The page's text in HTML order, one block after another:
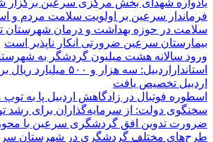
یادواره شهدای بخش مرکزی سرعین برگزار
فرماندار سرعین بر اولویت سلامت مردم و
سلامت در حوزه بهداشت و درمان شهرستان
بیمارستان سرعین ضرورتی انکار ناپذیر است
ورود سالانه هشت میلیون گردشگر به
استانداراردبیل: سه هزار و
اردبیل تخصیص یافت
اسطوره فوتبال در زادگاهش اردبیل پا به
سخنگوی دولت: از سرمایه‌گذاران برای رشد
ضرورت تدوین افق گردشگری سرعین با
طرح‌های مختلف گردشگری در شهرستان